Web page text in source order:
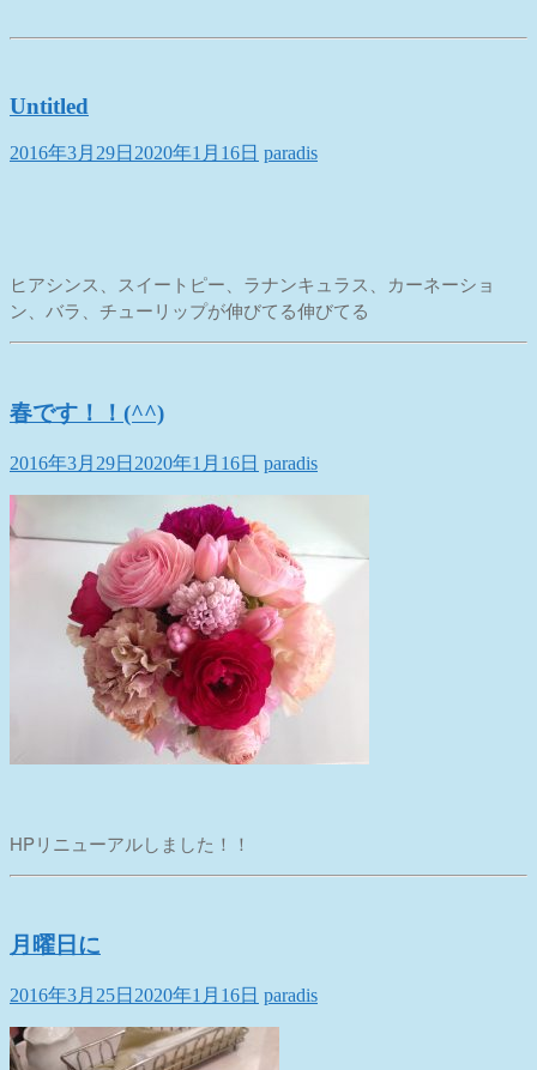
Untitled
2016年3月29日 2020年1月16日 paradis
ヒアシンス、スイートピー、ラナンキュラス、カーネーショ
ン、バラ、チューリップが伸びてる伸びてる
春です！！(^^)
2016年3月29日 2020年1月16日 paradis
HPリニューアルしました！！
月曜日に
2016年3月25日 2020年1月16日 paradis